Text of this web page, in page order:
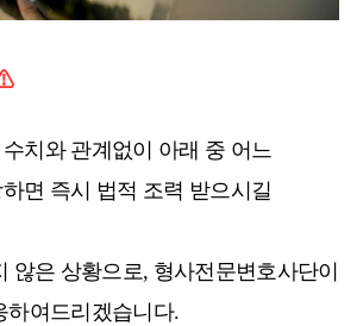
치와 관계없이 아래 중 어느
면 즉시 법적 조력 받으시길
않은 상황으로, 형사전문변호사단이
하여드리겠습니다.